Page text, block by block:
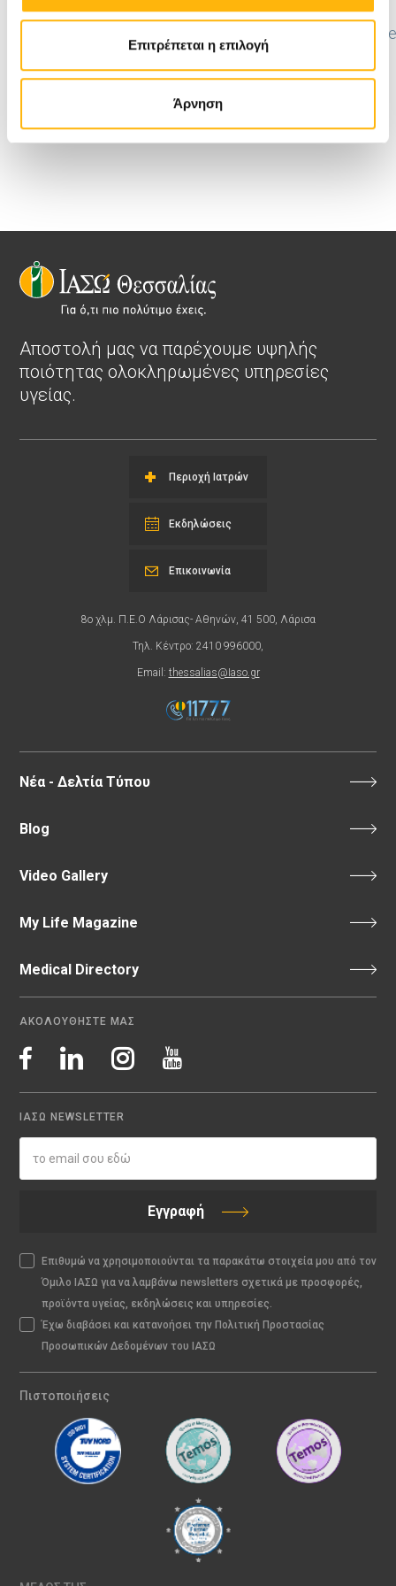
Επιτρέπεται η επιλογή
Άρνηση
https://iaso.blob.core.windows.net/userfiles/docs/
source/news-files/iaso_ivf.html; charset=utf-8?
sfvrsn=edb2bc4f_0&download=true
Αποστολή μας να παρέχουμε υψηλής
ποιότητας ολοκληρωμένες υπηρεσίες
υγείας.
Περιοχή Ιατρών
Εκδηλώσεις
8ο χλμ. Π.Ε.Ο Λάρισας- Αθηνών, 41 500, Λάρισα
Τηλ. Κέντρο: 2410 996000,
Email: thessalias@Iaso.gr
Επικοινωνία
Νέα - Δελτία Τύπου
Blog
Video Gallery
My Life Magazine
Medical Directory
ΑΚΟΛΟΥΘΗΣΤΕ ΜΑΣ
ΙΑΣΩ NEWSLETTER
Εγγραφή
Επιθυμώ να χρησιμοποιούνται τα παρακάτω στοιχεία μου από τον
Όμιλο ΙΑΣΩ για να λαμβάνω newsletters σχετικά με προσφορές,
προϊόντα υγείας, εκδηλώσεις και υπηρεσίες.
Έχω διαβάσει και κατανοήσει την Πολιτική Προστασίας
Προσωπικών Δεδομένων του ΙΑΣΩ
Πιστοποιήσεις